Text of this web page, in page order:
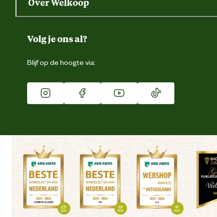
Gegevens wijzigen
Over Welkoop
Duurzaamheid
Franchise
Vacatures
Winkels
Volg je ons al?
Blijf op de hoogte via: